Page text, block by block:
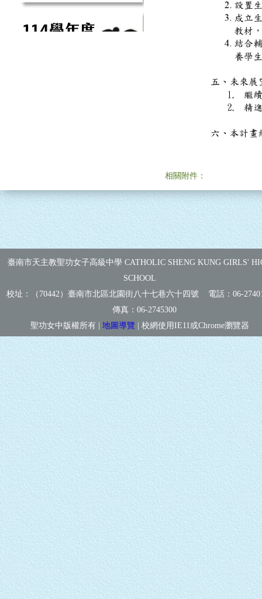
相關附件：
臺南市天主教聖功女子高級中學 CATHOLIC SHENG KUNG GIRLS'
SCHOOL
校址：（70442）臺南市北區北園街八十七巷六十四號 電話：06-
傳真： 06-2745300
聖功女中版權所有 | 地圖導覽 | 校網使用IE11或Chrome瀏覽器